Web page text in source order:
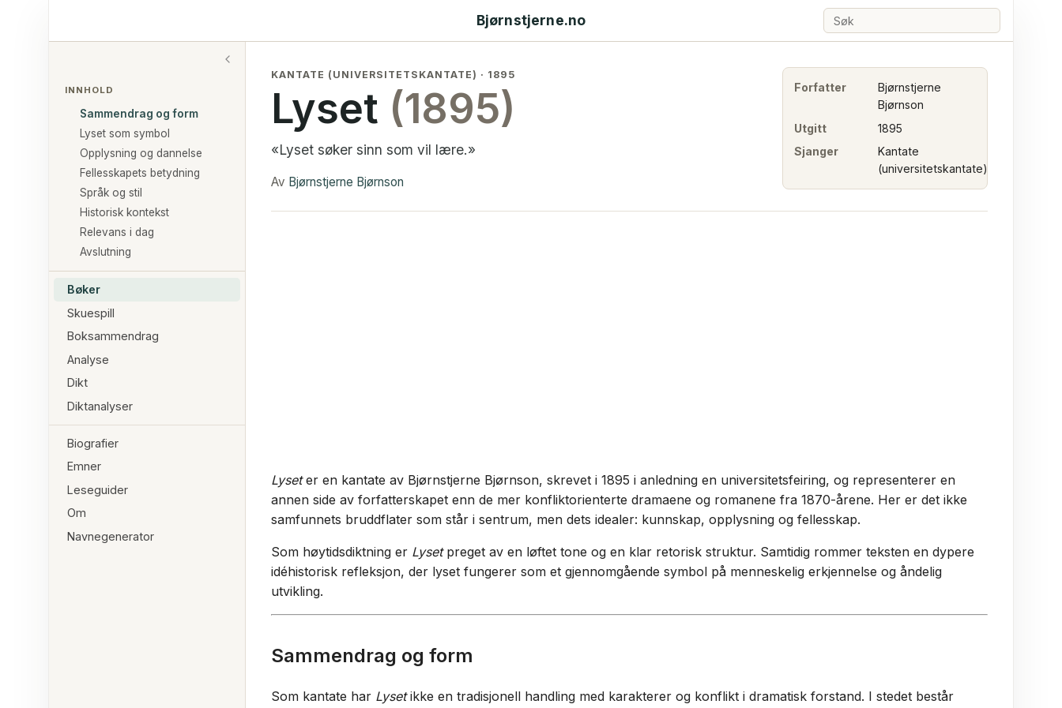
Bjørnstjerne.no Søk
INNHOLD
Sammendrag og form
Lyset som symbol
Opplysning og dannelse
Fellesskapets betydning
Språk og stil
Historisk kontekst
Relevans i dag
Avslutning
Bøker
Skuespill
Boksammendrag
Analyse
Dikt
Diktanalyser
Biografier
Emner
Leseguider
Om
Navnegenerator
KANTATE (UNIVERSITETSKANTATE) · 1895
Lyset (1895)
«Lyset søker sinn som vil lære.»
Av Bjørnstjerne Bjørnson
Forfatter
Bjørnstjerne
Bjørnson
Utgitt
1895
Sjanger
Kantate
(universitetskantate)
Lyseter en kantate av Bjørnstjerne Bjørnson, skrevet i 1895 i anledning en universitetsfeiring, og representerer en
annen side av forfatterskapet enn de mer konfliktorienterte dramaene og romanene fra 1870-årene. Her er det ikke
samfunnets bruddflater som står i sentrum, men dets idealer: kunnskap, opplysning og fellesskap.
Som høytidsdiktning er Lysetpreget av en løftet tone og en klar retorisk struktur. Samtidig rommer teksten en dypere
idéhistorisk refleksjon, der lyset fungerer som et gjennomgående symbol på menneskelig erkjennelse og åndelig
utvikling.
Sammendrag og form
Som kantate har Lysetikke en tradisjonell handling med karakterer og konflikt i dramatisk forstand. I stedet består